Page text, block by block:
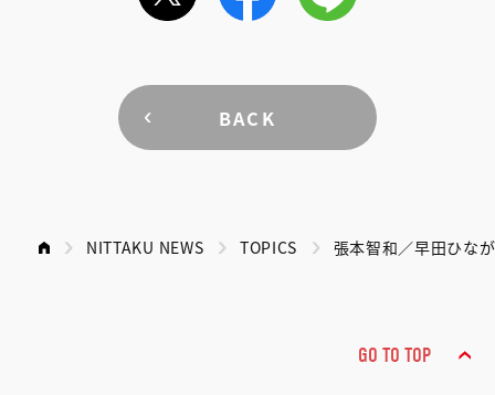
BACK
NITTAKU NEWS TOPICS 張本智和／早田ひな
GO TO TOP